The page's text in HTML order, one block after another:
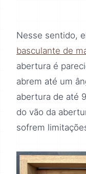
Nesse sentido,
basculante de
abertura é
abrem até um
abertura de até
do vão da
sofrem